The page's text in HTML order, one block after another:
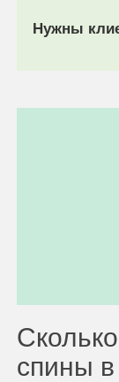
Нужны
спины